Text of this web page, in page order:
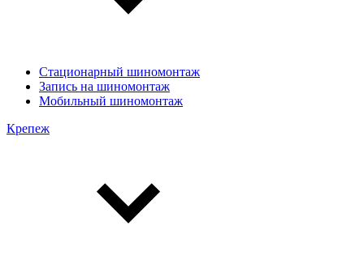
Стационарный шиномонтаж
Запись на шиномонтаж
Мобильный шиномонтаж
Крепеж